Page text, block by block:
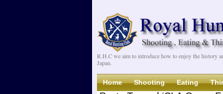
R.H.C we aim to introduce how to enjoy the history
Japan.
Home Shooting Eating